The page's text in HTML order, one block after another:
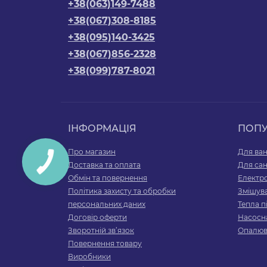
Шланги антикорозійні
Шланги для пральних машин
+38(063)149-7488
+38(067)308-8185
+38(095)140-3425
+38(067)856-2328
+38(099)787-8021
ІНФОРМАЦІЯ
Про магазин
Доставка та оплата
Обмін та повернення
Політика захисту та обробки
персональних даних
Договір оферти
Зворотній зв’язок
Повернення товару
Виробники
Для
Для
Тепла